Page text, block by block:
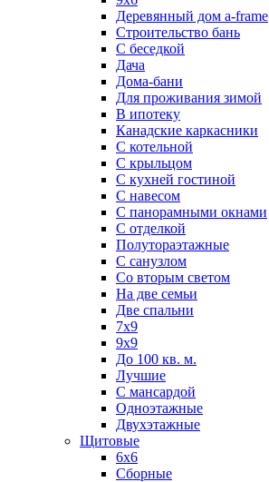
Деревянный дом a-frame
Строительство бань
С беседкой
Дача
Дома-бани
Для проживания зимой
В ипотеку
Канадские каркасники
С котельной
С крыльцом
С кухней гостиной
С навесом
С панорамными окнами
С отделкой
Полутораэтажные
С санузлом
Со вторым светом
На две семьи
Две спальни
7х9
9х9
До 100 кв. м.
Лучшие
С мансардой
Одноэтажные
Двухэтажные
Щитовые
6х6
Сборные